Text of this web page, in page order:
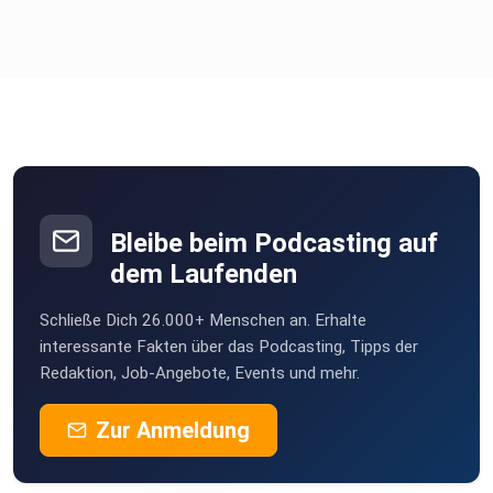
- Google Podcasts
- Amazon Music
- Anchor.fm
Bleibe beim Podcasting auf
dem Laufenden
Schließe Dich 26.000+ Menschen an. Erhalte
interessante Fakten über das Podcasting, Tipps der
Redaktion, Job-Angebote, Events und mehr.
Zur Anmeldung